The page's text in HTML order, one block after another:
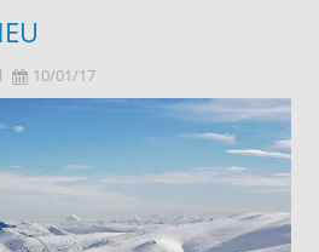
10/01/17